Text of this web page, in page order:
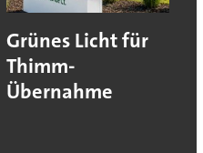
Grünes Licht für
Thimm-
Übernahme